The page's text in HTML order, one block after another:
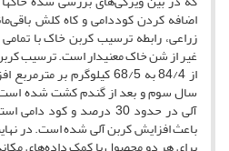
اضافه کردن کوددامی و کاه کلش
زراعی، رابطه ترسیب کربن خاک با
غیر از شن خاک معنی­دار است. ترسیب
از 84/4 به 68/5 کیلوگرم
سال سوم و بعد از گندم کشت شده
باعث افزایش کربن آلی شده است. در